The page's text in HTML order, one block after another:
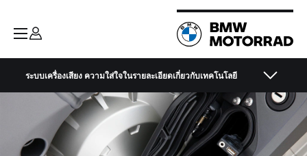
ระบบเครื่องเสียง ความใส่ใจในรายละเอียดเกี่ยวกับเทคโนโลยี